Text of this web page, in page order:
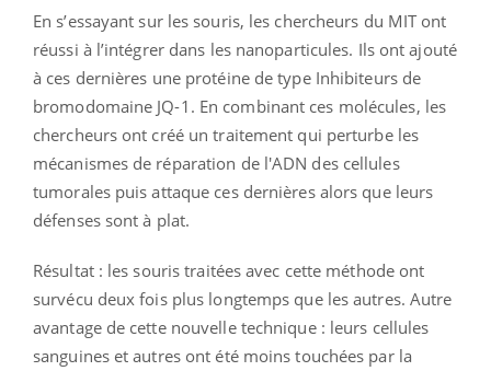
En s’essayant sur les souris, les chercheurs du MIT ont
réussi à l’intégrer dans les nanoparticules. Ils ont ajouté
à ces dernières une protéine de type Inhibiteurs de
bromodomaine JQ-1. En combinant ces molécules, les
chercheurs ont créé un traitement qui perturbe les
mécanismes de réparation de l'ADN des cellules
tumorales puis attaque ces dernières alors que leurs
défenses sont à plat.
Résultat : les souris traitées avec cette méthode ont
survécu deux fois plus longtemps que les autres. Autre
avantage de cette nouvelle technique : leurs cellules
sanguines et autres ont été moins touchées par la